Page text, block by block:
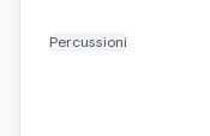
Percussioni